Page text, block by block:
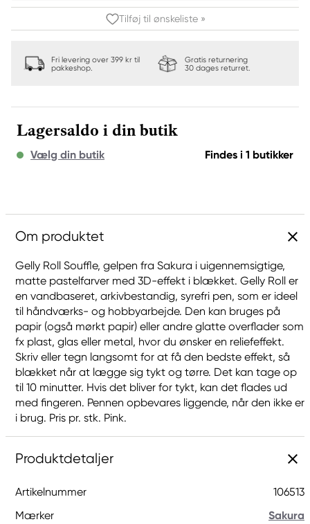
Tilføj til ønskeliste »
Fri levering over 399 kr til
pakkeshop.
Gratis returnering
30 dages returret.
Lagersaldo i din butik
Vælg din butik Findes i 1 butikker
Om produktet
Gelly Roll Souffle, gelpen fra Sakura i uigennemsigtige,
matte pastelfarver med 3D-effekt i blækket. Gelly Roll er
en vandbaseret, arkivbestandig, syrefri pen, som er ideel
til håndværks- og hobbyarbejde. Den kan bruges på
papir (også mørkt papir) eller andre glatte overflader som
fx plast, glas eller metal, hvor du ønsker en reliefeffekt.
Skriv eller tegn langsomt for at få den bedste effekt, så
blækket når at lægge sig tykt og tørre. Det kan tage op
til 10 minutter. Hvis det bliver for tykt, kan det flades ud
med fingeren. Pennen opbevares liggende, når den ikke er
i brug. Pris pr. stk. Pink.
Produktdetaljer
Artikelnummer
106513
Mærker
Sakura